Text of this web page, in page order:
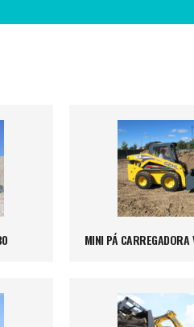
MINI PÁ